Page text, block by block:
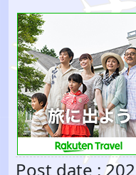
Post date :